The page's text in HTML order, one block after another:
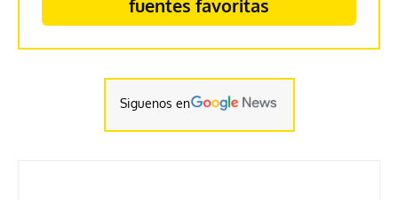
fuentes favoritas
Siguenos en